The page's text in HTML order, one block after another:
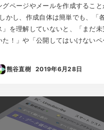
グページやメールを作成すること
かし、作成自体は簡単でも、「
」を理解していないと、「まだ未
た！」や「公開してはいけない
熊谷直樹
投稿日
2019年6月28日